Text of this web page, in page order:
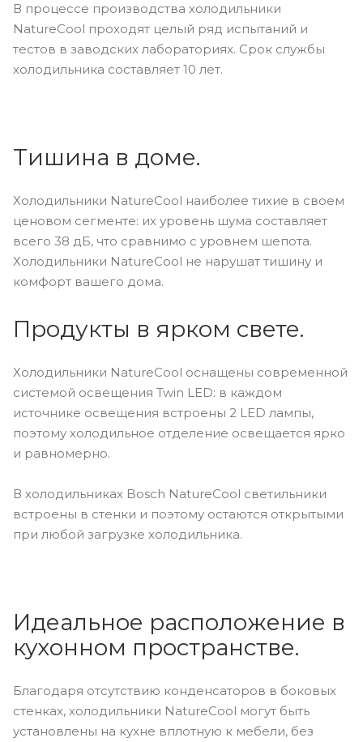
В процессе производства холодильники
NatureCool проходят целый ряд испытаний и
тестов в заводских лабораториях. Срок службы
холодильника составляет 10 лет.
Тишина в доме.
Холодильники NatureCool наиболее тихие в своем
ценовом сегменте: их уровень шума составляет
всего 38 дБ, что сравнимо с уровнем шепота.
Холодильники NatureCool не нарушат тишину и
комфорт вашего дома.
Продукты в ярком свете.
Холодильники NatureCool оснащены современной
системой освещения Twin LED: в каждом
источнике освещения встроены 2 LED лампы,
поэтому холодильное отделение освещается ярко
и равномерно.
В холодильниках Bosch NatureCool светильники
встроены в стенки и поэтому остаются открытыми
при любой загрузке холодильника.
Идеальное расположение в
кухонном пространстве.
Благодаря отсутствию конденсаторов в боковых
стенках, холодильники NatureCool могут быть
установлены на кухне вплотную к мебели, без